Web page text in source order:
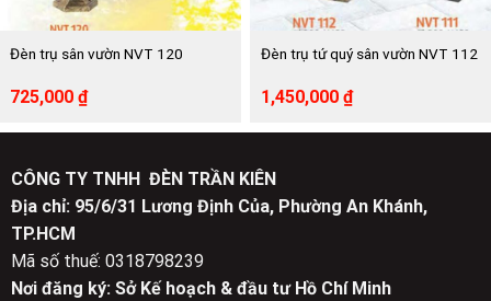
Đèn trụ sân vườn NVT 120
Giá
là:
725,000 ₫Giá
tại
725,000 ₫.
Đèn trụ tứ quý sân vườn NVT 112
Giá
là:
1,450,000 ₫Giá
tại
CÔNG TY TNHH ĐÈN TRẦN KIÊN
Địa chỉ: 95/6/31 Lương Định Của, Phường An Khánh,
TP.HCM
Mã số thuế: 0318798239
Nơi đăng ký: Sở Kế hoạch & đầu tư Hồ Chí Minh